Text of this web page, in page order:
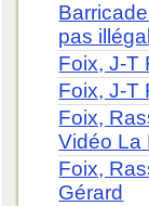
pas
Foix, J-T
Foix, J-T
Foix,
Vidéo La
Foix,
Gérard